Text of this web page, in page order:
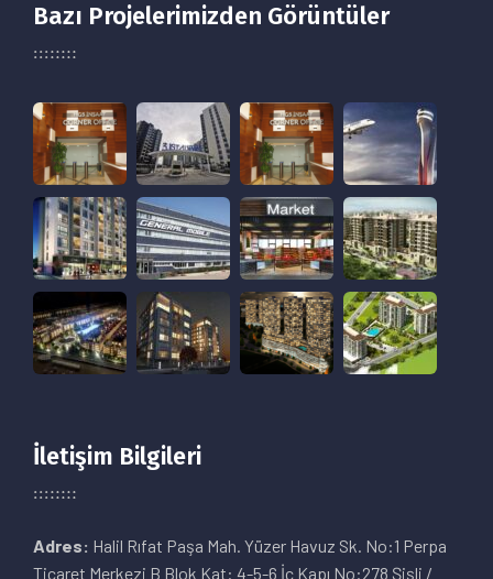
Bazı Projelerimizden Görüntüler
İletişim Bilgileri
Adres: Halil Rıfat Paşa Mah. Yüzer Havuz Sk. No:1 Perpa
Ticaret Merkezi B Blok Kat: 4-5-6 İç Kapı No:278 Şişli /